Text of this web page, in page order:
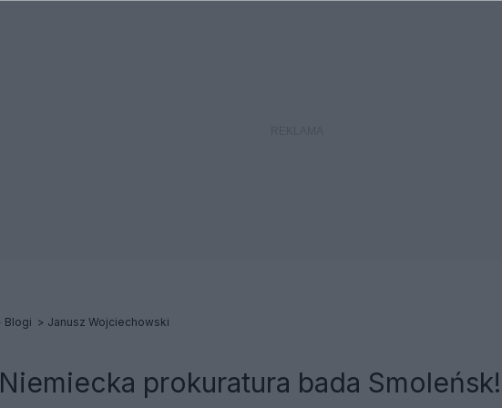
Blogi Janusz Wojciechowski
Niemiecka prokuratura bada Smoleńsk!